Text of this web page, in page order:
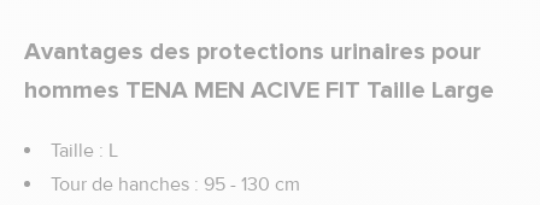
Avantages des protections urinaires pour
hommes TENA MEN ACIVE FIT Taille Large
Taille : L
Tour de hanches : 95 - 130 cm